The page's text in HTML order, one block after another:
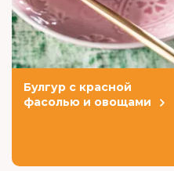
Булгур с красной
фасолью и овощами